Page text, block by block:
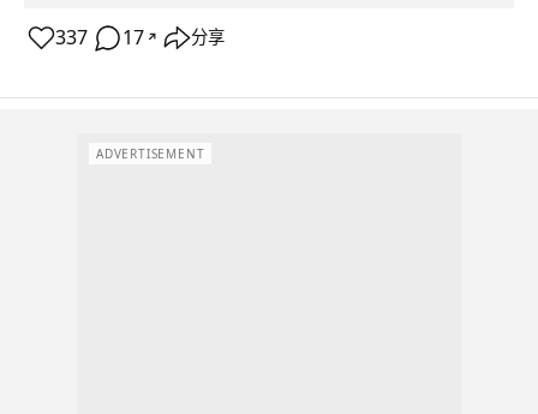
337 17 ↗ 分享
ADVERTISEMENT